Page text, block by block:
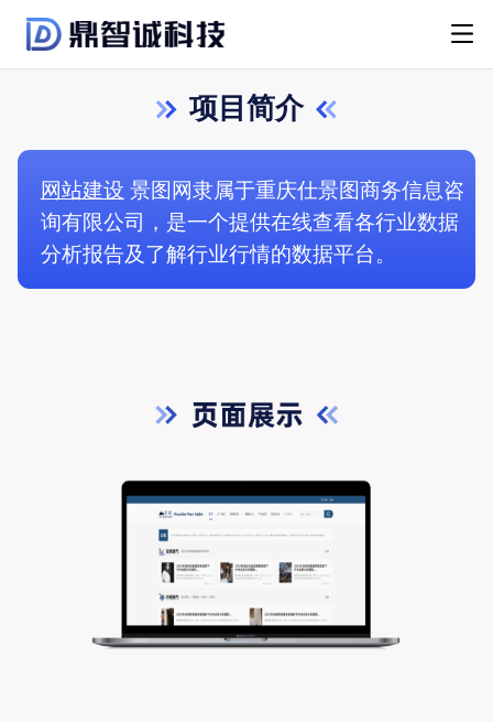
项目简介
网站建设 景图网隶属于重庆仕景图商务信息咨
询有限公司，是一个提供在线查看各行业数据
分析报告及了解行业行情的数据平台。